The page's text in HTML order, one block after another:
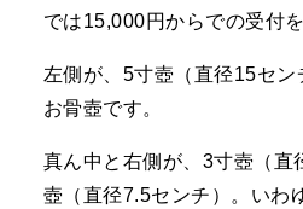
では15,000円からでの受付
左側が、5寸壺（直径15セ
お骨壺です。
真ん中と右側が、3寸壺（直
壺（直径7.5センチ）。いわ